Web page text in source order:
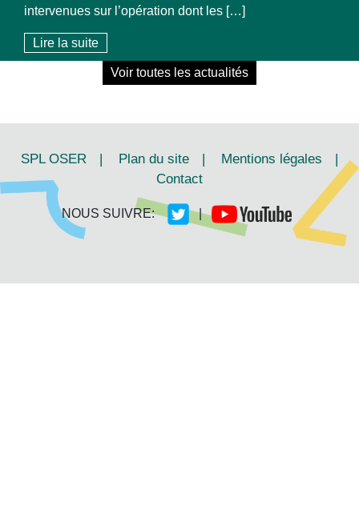
intervenues sur l’opération dont les […]
Lire la suite
Voir toutes les actualités
SPL OSER | Plan du site | Mentions légales
|
Contact
NOUS SUIVRE: |